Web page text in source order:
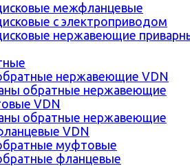
межфланцевые
с электроприводом
нержавеющие
нержавеющие VDN
обратные нержавеющие
VDN
обратные нержавеющие
VDN
муфтовые
фланцевые